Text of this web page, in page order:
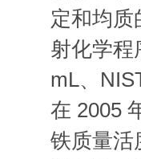
定和均质
射化学程
mL、
在 2005
铁质量活